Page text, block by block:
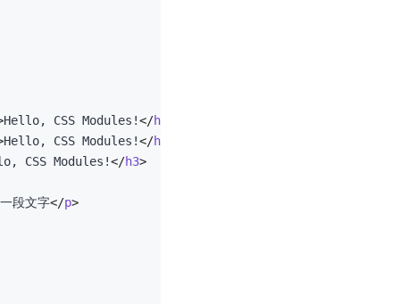
Hello, CSS Modules!</h1
Hello, CSS Modules!</h2
CSS Modules!</h3>
段文字</p>